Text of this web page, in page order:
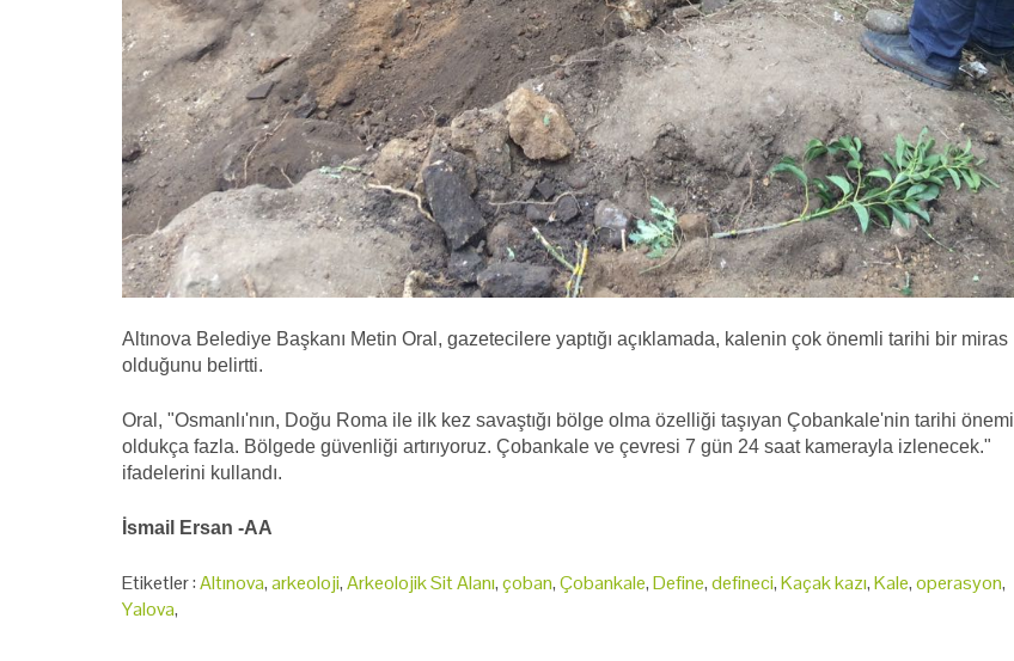
Altınova Belediye Başkanı Metin Oral, gazetecilere yaptığı açıklamada, kalenin çok önemli tarihi bir miras
olduğunu belirtti.
Oral, "Osmanlı'nın, Doğu Roma ile ilk kez savaştığı bölge olma özelliği taşıyan Çobankale'nin tarihi önemi
oldukça fazla. Bölgede güvenliği artırıyoruz. Çobankale ve çevresi 7 gün 24 saat kamerayla izlenecek."
ifadelerini kullandı.
İsmail Ersan -AA
Etiketler :Altınova,arkeoloji,Arkeolojik Sit Alanı,çoban,Çobankale,Define,defineci,Kaçak kazı,Kale,operasyon,
Yalova,